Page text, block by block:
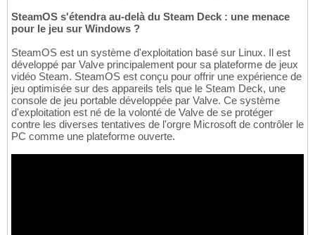
SteamOS s'étendra au-delà du Steam Deck : une menace
pour le jeu sur Windows ?
SteamOS est un système d'exploitation basé sur Linux. Il est
développé par Valve principalement pour sa plateforme de jeux
vidéo Steam. SteamOS est conçu pour offrir une expérience de
jeu optimisée sur des appareils tels que le Steam Deck, une
console de jeu portable développée par Valve. Ce système
d'exploitation est né de la volonté de Valve de se protéger
contre les diverses tentatives de l'orgre Microsoft de contrôler le
PC comme une plateforme ouverte.